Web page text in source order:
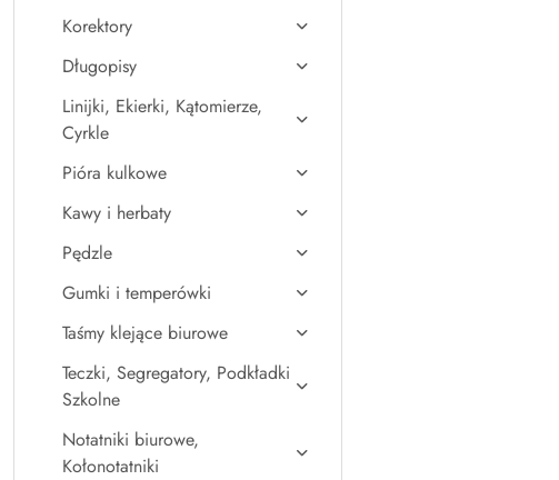
Korektory
Długopisy
Linijki, Ekierki, Kątomierze,
Cyrkle
Pióra kulkowe
Kawy i herbaty
Pędzle
Gumki i temperówki
Taśmy klejące biurowe
Teczki, Segregatory, Podkładki
Szkolne
Notatniki biurowe,
Kołonotatniki